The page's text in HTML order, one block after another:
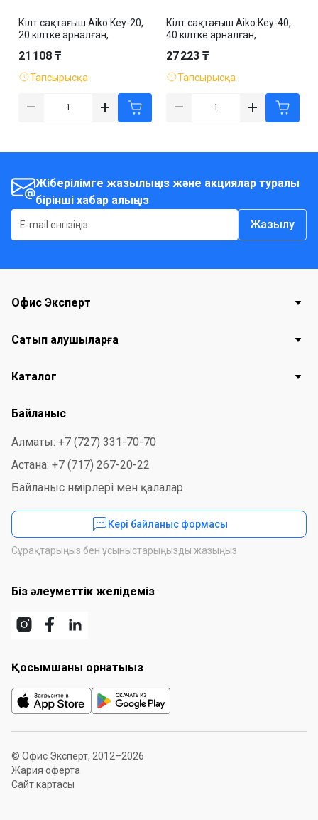
Кілт сақтағыш Aiko Key-20,
20 кілтке арналған,
салпыншақтармен, сұр
21 108 ₸
Тапсырысқа
Кілт сақтағыш Aiko Key-40,
40 кілтке арналған,
салпыншақтармен, сұр
27 223 ₸
Тапсырысқа
Жіберілімге жазылыңыз және акциялар туралы
бірінші хабар алыңыз
Жазылу
Офис Эксперт
Сатып алушыларға
Каталог
Байланыс
Алматы: +7 (727) 331-70-70
Астана: +7 (717) 267-20-22
Байланыс нөмірлері мен қалалар
Кері байланыс формасы
Сұрақтарыңыз бен ұсыныстарыңызды жазыңыз
Біз әлеуметтік желідеміз
Қосымшаны орнатыңыз
© Офис Эксперт, 2012–2026
Жария оферта
Сайт картасы